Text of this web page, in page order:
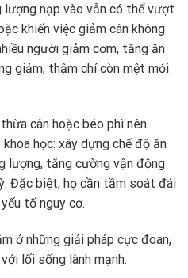
nạp vào vẫn có thể vượt
khiến việc giảm cân không
người giảm cơm, tăng ăn
giảm, thậm chí còn mệt mỏi
cân hoặc béo phì nên
học: xây dựng chế độ ăn
lượng, tăng cường vận động
Đặc biệt, họ cần tầm soát đái
tố nguy cơ.
ở những giải pháp cực đoan,
lối sống lành mạnh.